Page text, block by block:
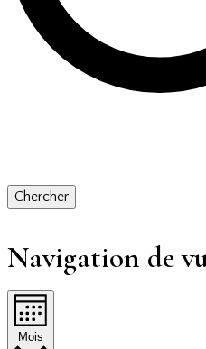
Chercher
Navigation de
Mois